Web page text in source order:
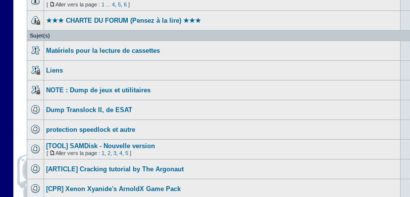
[ Aller vers la page : 1 4 5 6 ]
★★★ CHARTE DU FORUM (Pensez à la lire) ★★★
Sujet(s)
Matériels pour la lecture de cassettes
Liens
NOTE : Dump de jeux et utilitaires
Dump Translock II, de ESAT
protection speedlock et autre
[TOOL] SAMDisk - Nouvelle version
[ Aller vers la page : 1 2 3 4 5 ]
[ARTICLE] Cracking tutorial by The Argonaut
[CPR] Xenon Xyanide's ArnoldX Game Pack